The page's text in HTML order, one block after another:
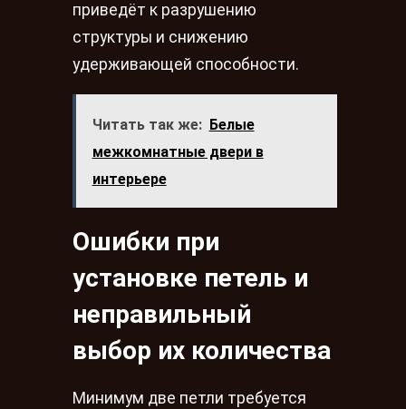
приведёт к разрушению
структуры и снижению
удерживающей способности.
Читать так же: Белые
межкомнатные двери в
интерьере
Ошибки при
установке петель и
неправильный
выбор их количества
Минимум две петли требуется